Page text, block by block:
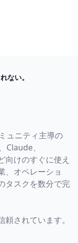
ない。
ュニティ主導の
Claude、
けのすぐに使え
、オペレーショ
タスクを数分で完
されています。